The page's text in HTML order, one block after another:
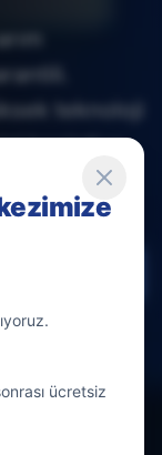
ücretsiz
teknoloji
kesintiye